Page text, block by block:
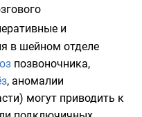
и
в шейном отделе
позвоночника,
, аномалии
могут приводить к